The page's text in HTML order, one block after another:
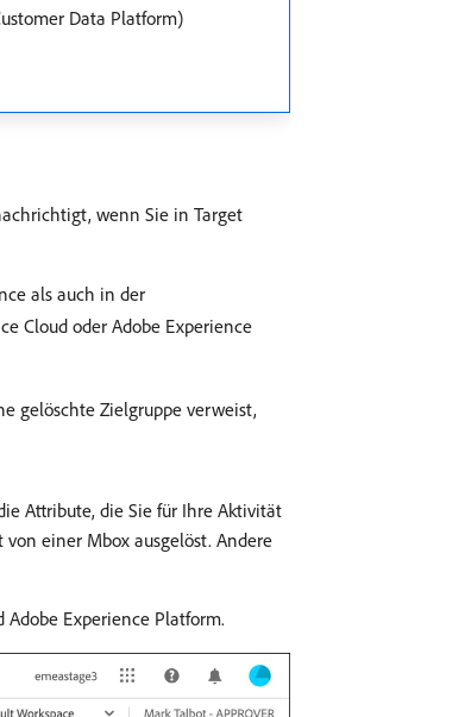
Data Platform)
wenn Sie in Target
als auch in der
Cloud oder Adobe Experience
gelöschte Zielgruppe verweist,
Attribute, die Sie für Ihre Aktivität
einer Mbox ausgelöst. Andere
Experience Platform.